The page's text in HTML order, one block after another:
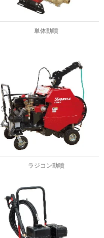
単体動噴
ラジコン動噴